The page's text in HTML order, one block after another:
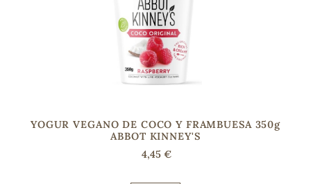
YOGUR VEGANO DE COCO Y FRAMBUESA 350g
ABBOT KINNEY'S
4,45 €